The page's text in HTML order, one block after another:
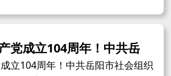
党成立104周年！中共岳
立104周年！中共岳阳市社会组织